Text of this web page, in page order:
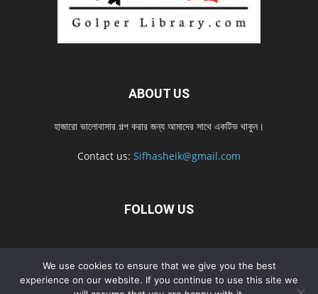
ABOUT US
হাজারো ভালোবাসার গল্প করার জন্য আমাদের সাথে একটিভ থাকুন।
Contact us: Sifhasheik@gmail.com
FOLLOW US
Home Contact us Privacy Policy শ্রেনী
শ্রেনী – mobile
Home – mobile
নতুন সব গল্প নতুন সব গল্প – mobile
নতুন সব গল্প 2022
We use cookies to ensure that we give you the best
experience on our website. If you continue to use this site we